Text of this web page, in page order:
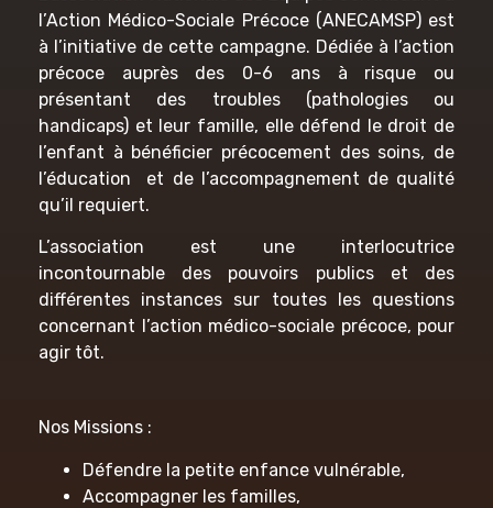
l’Action Médico-Sociale Précoce (ANECAMSP) est
à l’initiative de cette campagne. Dédiée à l’action
précoce auprès des 0-6 ans à risque ou
présentant des troubles (pathologies ou
handicaps) et leur famille, elle défend le droit de
l’enfant à bénéficier précocement des soins, de
l’éducation et de l’accompagnement de qualité
qu’il requiert.
L’association est une interlocutrice
incontournable des pouvoirs publics et des
différentes instances sur toutes les questions
concernant l’action médico-sociale précoce, pour
agir tôt.
Nos Missions :
Défendre la petite enfance vulnérable,
Accompagner les familles,